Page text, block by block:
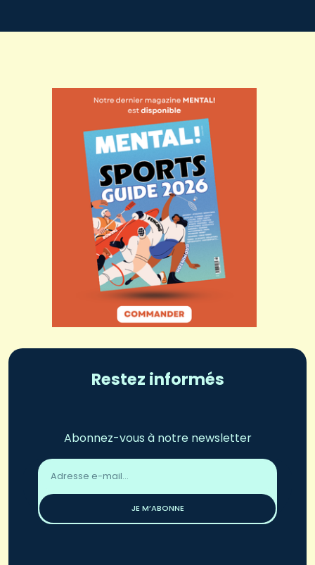
Restez informés
Abonnez-vous à notre newsletter
Adresse
email
JE M’ABONNE